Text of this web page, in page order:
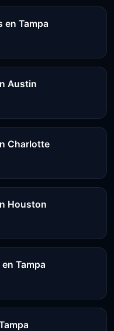
en Tampa
Austin
Charlotte
Houston
Tampa